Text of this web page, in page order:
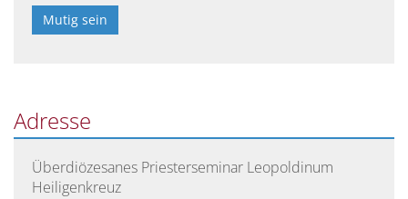
leer.
Adresse
Überdiözesanes Priesterseminar Leopoldinum
Heiligenkreuz